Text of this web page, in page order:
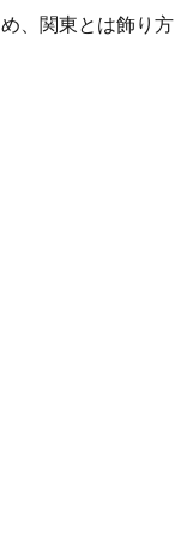
、関東とは飾り方